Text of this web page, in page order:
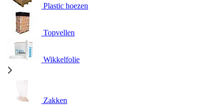
Plastic hoezen
Topvellen
Wikkelfolie
Zakken